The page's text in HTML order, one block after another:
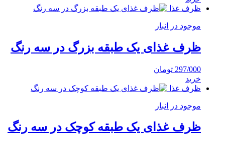
ظرف غذا
موجود در انبار
ظرف غذای یک طبقه بزرگ در سه رنگ
297/000 تومان
خرید
ظرف غذا
موجود در انبار
ظرف غذای یک طبقه کوچک در سه رنگ